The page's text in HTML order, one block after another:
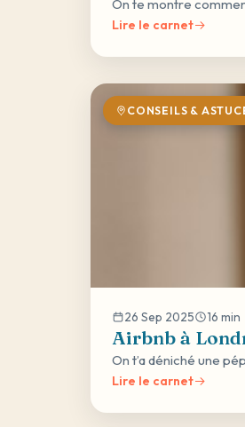
On te montre
Lire le carnet
CONSEILS &
26 Sep 2025 16 min
Airbnb à
On t’a déniché une
Lire le carnet